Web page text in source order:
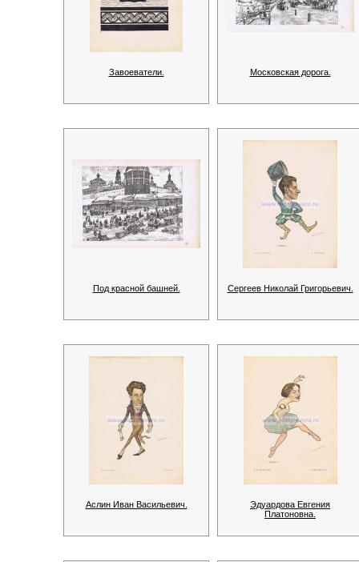
Завоеватели. Московская дорога.
Под красной башней. Сергеев Николай Григорьевич.
Аслин Иван Васильевич.
Эдуардова Евгения
Платоновна.